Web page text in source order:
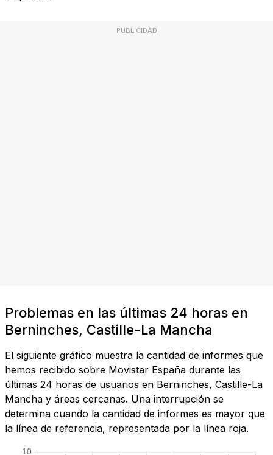
PUBLICIDAD
Problemas en las últimas 24 horas en
Berninches, Castille-La Mancha
El siguiente gráfico muestra la cantidad de informes que
hemos recibido sobre Movistar España durante las
últimas 24 horas de usuarios en Berninches, Castille-La
Mancha y áreas cercanas. Una interrupción se
determina cuando la cantidad de informes es mayor que
la línea de referencia, representada por la línea roja.